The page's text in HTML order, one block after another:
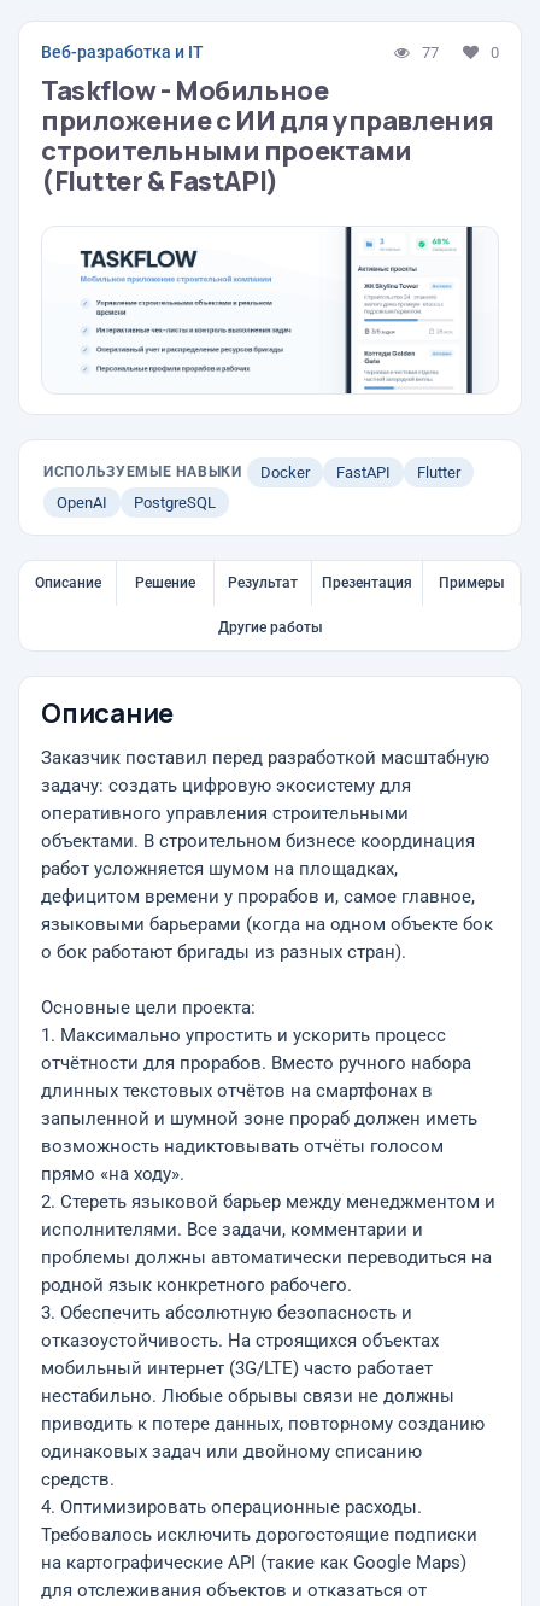
Веб-разработка и IT 77 0
Taskflow - Мобильное
приложение с ИИ для управления
строительными проектами
(Flutter & FastAPI)
ИСПОЛЬЗУЕМЫЕ НАВЫКИ Docker FastAPI
Flutter
OpenAI
PostgreSQL
Описание Решение Результат Презентация Примеры
Другие работы
Описание
Заказчик поставил перед разработкой масштабную
задачу: создать цифровую экосистему для
оперативного управления строительными
объектами. В строительном бизнесе координация
работ усложняется шумом на площадках,
дефицитом времени у прорабов и, самое главное,
языковыми барьерами (когда на одном объекте бок
о бок работают бригады из разных стран).
Основные цели проекта:
1. Максимально упростить и ускорить процесс
отчётности для прорабов. Вместо ручного набора
длинных текстовых отчётов на смартфонах в
запыленной и шумной зоне прораб должен иметь
возможность надиктовывать отчёты голосом
прямо «на ходу».
2. Стереть языковой барьер между менеджментом и
исполнителями. Все задачи, комментарии и
проблемы должны автоматически переводиться на
родной язык конкретного рабочего.
3. Обеспечить абсолютную безопасность и
отказоустойчивость. На строящихся объектах
мобильный интернет (3G/LTE) часто работает
нестабильно. Любые обрывы связи не должны
приводить к потере данных, повторному созданию
одинаковых задач или двойному списанию
средств.
4. Оптимизировать операционные расходы.
Требовалось исключить дорогостоящие подписки
на картографические API (такие как Google Maps)
для отслеживания объектов и отказаться от